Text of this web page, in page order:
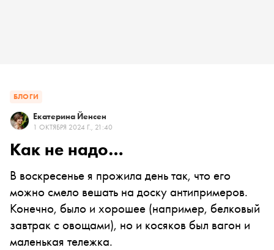
БЛОГИ
Екатерина Йенсен
1 ОКТЯБРЯ 2024 Г., 21:40
Как не надо…
В воскресенье я прожила день так, что его
можно смело вешать на доску антипримеров.
Конечно, было и хорошее (например, белковый
завтрак с овощами), но и косяков был вагон и
маленькая тележка.